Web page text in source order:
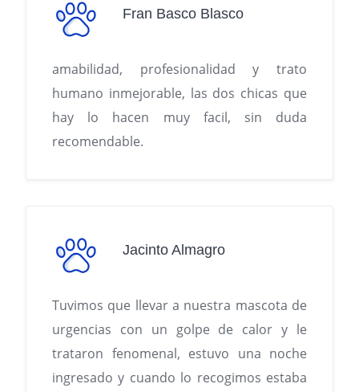
Fran Basco Blasco
amabilidad, profesionalidad y trato
humano inmejorable, las dos chicas que
hay lo hacen muy facil, sin duda
recomendable.
Jacinto Almagro
Tuvimos que llevar a nuestra mascota de
urgencias con un golpe de calor y le
trataron fenomenal, estuvo una noche
ingresado y cuando lo recogimos estaba